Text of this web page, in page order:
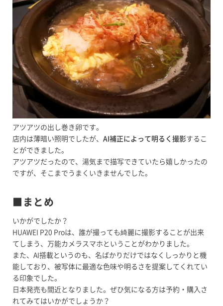
アツアツの出し巻き卵です。
店内は薄暗い照明でしたが、 AI補正によって明るく撮影するこ
とができました。
アツアツだったので、湯気まで描写できていたら嬉しかったの
ですが、そこまでうまくいきませんでした。
■まとめ
いかがでしたか？
HUAWEI P20 Proは、誰が撮っても綺麗に撮影することが出来
てしまう、万能カメラスマホということがわかりました。
また、AI搭載というのも、名ばかりだけではなくしっかりと機
能しており、被写体に最適な色味や明るさを提案してくれてい
る印象でした。
日本発売も間近となりました。ぜひ気になる方は予約・購入さ
れてみてはいかがでしょうか？